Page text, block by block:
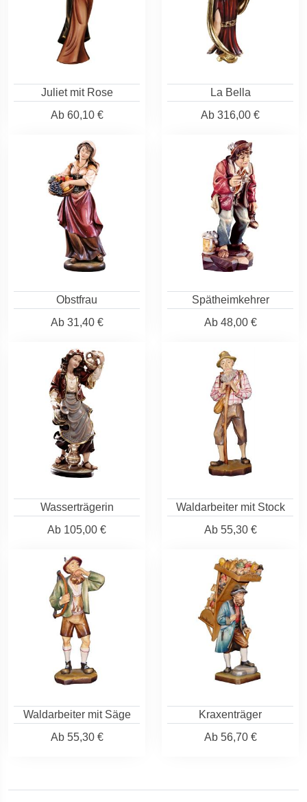
Juliet mit Rose
Ab60,10 €
La Bella
Ab 316,00 €
Obstfrau
Ab31,40 €
Spätheimkehrer
Ab48,00 €
Wasserträgerin
Ab 105,00 €
Waldarbeiter mit Stock
Ab55,30 €
Waldarbeiter mit Säge
Ab55,30 €
Kraxenträger
Ab56,70 €